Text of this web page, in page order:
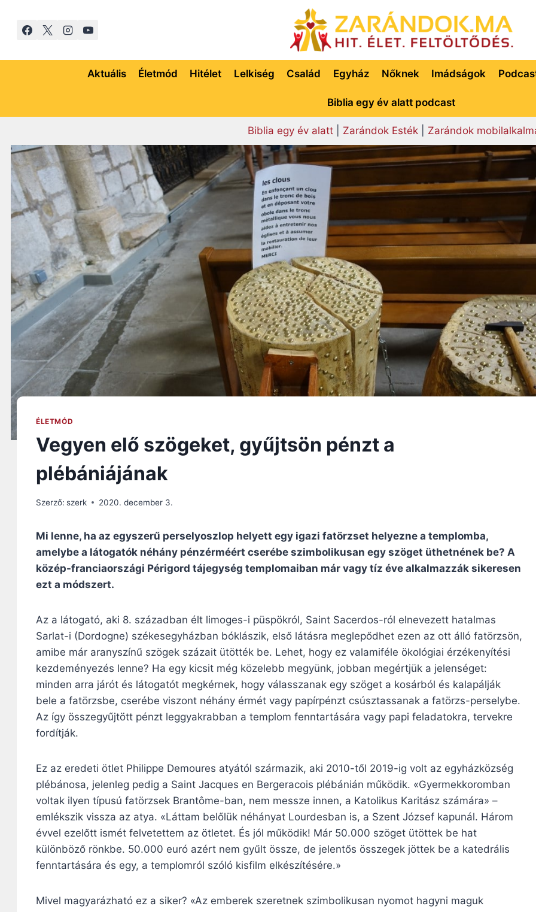
Aktuális Életmód Hitélet Lelkiség Család Egyház Nőknek Imádságok
Biblia egy év alatt podcast
Biblia egy év alatt| Zarándok Esték| Zarándok
ÉLETMÓD
Vegyen elő szögeket, gyűjtsön pénzt a
plébániájának
Szerző: szerk 2020. december 3.
Mi lenne, ha az egyszerű perselyoszlop helyett egy igazi fatörzset helyezne a templomba,
amelybe a látogatók néhány pénzérméért cserébe szimbolikusan egy szöget üthetnének be? A
közép-franciaországi Périgord tájegység templomaiban már vagy tíz éve alkalmazzák sikeresen
ezt a módszert.
Az a látogató, aki 8. században élt limoges-i püspökról, Saint Sacerdos-ról elnevezett hatalmas
Sarlat-i (Dordogne) székesegyházban bóklászik, első látásra meglepődhet ezen az ott álló fatörzsön,
amibe már aranyszínű szögek százait ütötték be. Lehet, hogy ez valamiféle ökológiai érzékenyítési
kezdeményezés lenne? Ha egy kicsit még közelebb megyünk, jobban megértjük a jelenséget:
minden arra járót és látogatót megkérnek, hogy válasszanak egy szöget a kosárból és kalapálják
bele a fatörzsbe, cserébe viszont néhány érmét vagy papírpénzt csúsztassanak a fatörzs-perselybe.
Az így összegyűjtött pénzt leggyakrabban a templom fenntartására vagy papi feladatokra, tervekre
fordítják.
Ez az eredeti ötlet Philippe Demoures atyától származik, aki 2010-től 2019-ig volt az egyházközség
plébánosa, jelenleg pedig a Saint Jacques en Bergeracois plébánián működik. «Gyermekkoromban
voltak ilyen típusú fatörzsek Brantôme-ban, nem messze innen, a Katolikus Karitász számára» –
emlékszik vissza az atya. «Láttam belőlük néhányat Lourdesban is, a Szent József kapunál. Három
évvel ezelőtt ismét felvetettem az ötletet. És jól működik! Már 50.000 szöget ütöttek be hat
különböző rönkbe. 50.000 euró azért nem gyűlt össze, de jelentős összegek jöttek be a katedrális
fenntartására és egy, a templomról szóló kisfilm elkészítésére.»
Mivel magyarázható ez a siker? «Az emberek szeretnek szimbolikusan nyomot hagyni maguk